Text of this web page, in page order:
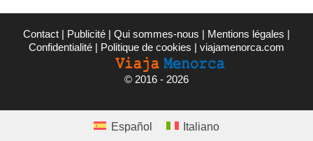
Contact | Publicité | Qui sommes-nous | Mentions légales |
Confidentialité | Politique de cookies | viajamenorca.com
© 2016 - 2026
Español Italiano